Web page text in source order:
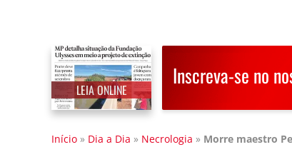
LEIA ONLINE
Inscreva-se no
Início » Dia a Dia » Necrologia » Morre maestro